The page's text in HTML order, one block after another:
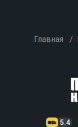
Главная /
5.4